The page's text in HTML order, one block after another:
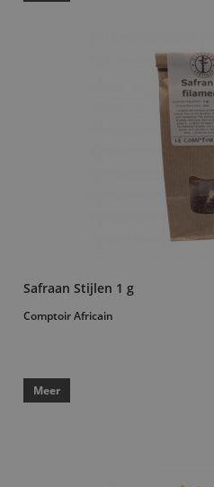
Safraan Stijlen 1 g
Comptoir Africain
Meer